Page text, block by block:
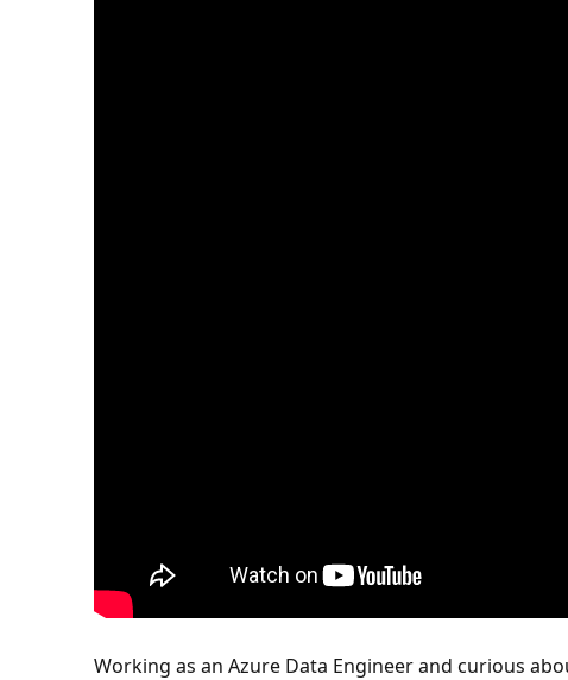
Working as an Azure Data Engineer and curious